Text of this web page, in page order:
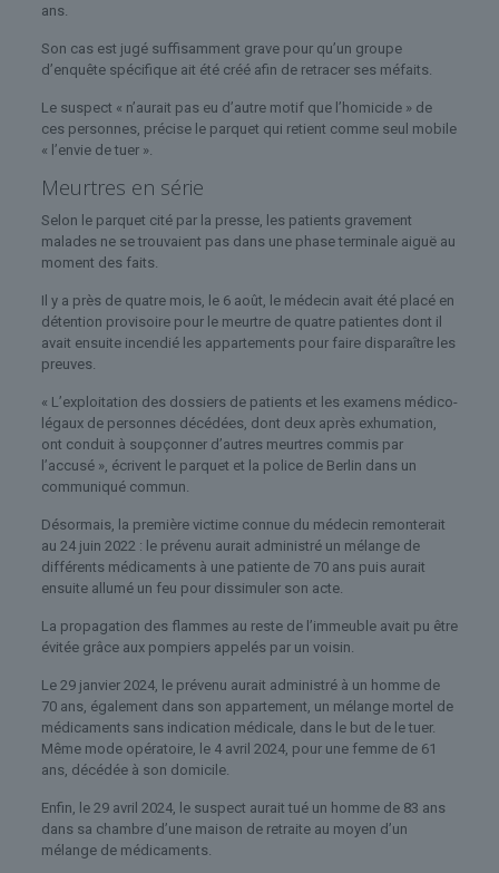
ans.
Son cas est jugé suffisamment grave pour qu’un groupe
d’enquête spécifique ait été créé afin de retracer ses méfaits.
Le suspect « n’aurait pas eu d’autre motif que l’homicide » de
ces personnes, précise le parquet qui retient comme seul mobile
« l’envie de tuer ».
Meurtres en série
Selon le parquet cité par la presse, les patients gravement
malades ne se trouvaient pas dans une phase terminale aiguë au
moment des faits.
Il y a près de quatre mois, le 6 août, le médecin avait été placé en
détention provisoire pour le meurtre de quatre patientes dont il
avait ensuite incendié les appartements pour faire disparaître les
preuves.
« L’exploitation des dossiers de patients et les examens médico-
légaux de personnes décédées, dont deux après exhumation,
ont conduit à soupçonner d’autres meurtres commis par
l’accusé », écrivent le parquet et la police de Berlin dans un
communiqué commun.
Désormais, la première victime connue du médecin remonterait
au 24 juin 2022 : le prévenu aurait administré un mélange de
différents médicaments à une patiente de 70 ans puis aurait
ensuite allumé un feu pour dissimuler son acte.
La propagation des flammes au reste de l’immeuble avait pu être
évitée grâce aux pompiers appelés par un voisin.
Le 29 janvier 2024, le prévenu aurait administré à un homme de
70 ans, également dans son appartement, un mélange mortel de
médicaments sans indication médicale, dans le but de le tuer.
Même mode opératoire, le 4 avril 2024, pour une femme de 61
ans, décédée à son domicile.
Enfin, le 29 avril 2024, le suspect aurait tué un homme de 83 ans
dans sa chambre d’une maison de retraite au moyen d’un
mélange de médicaments.